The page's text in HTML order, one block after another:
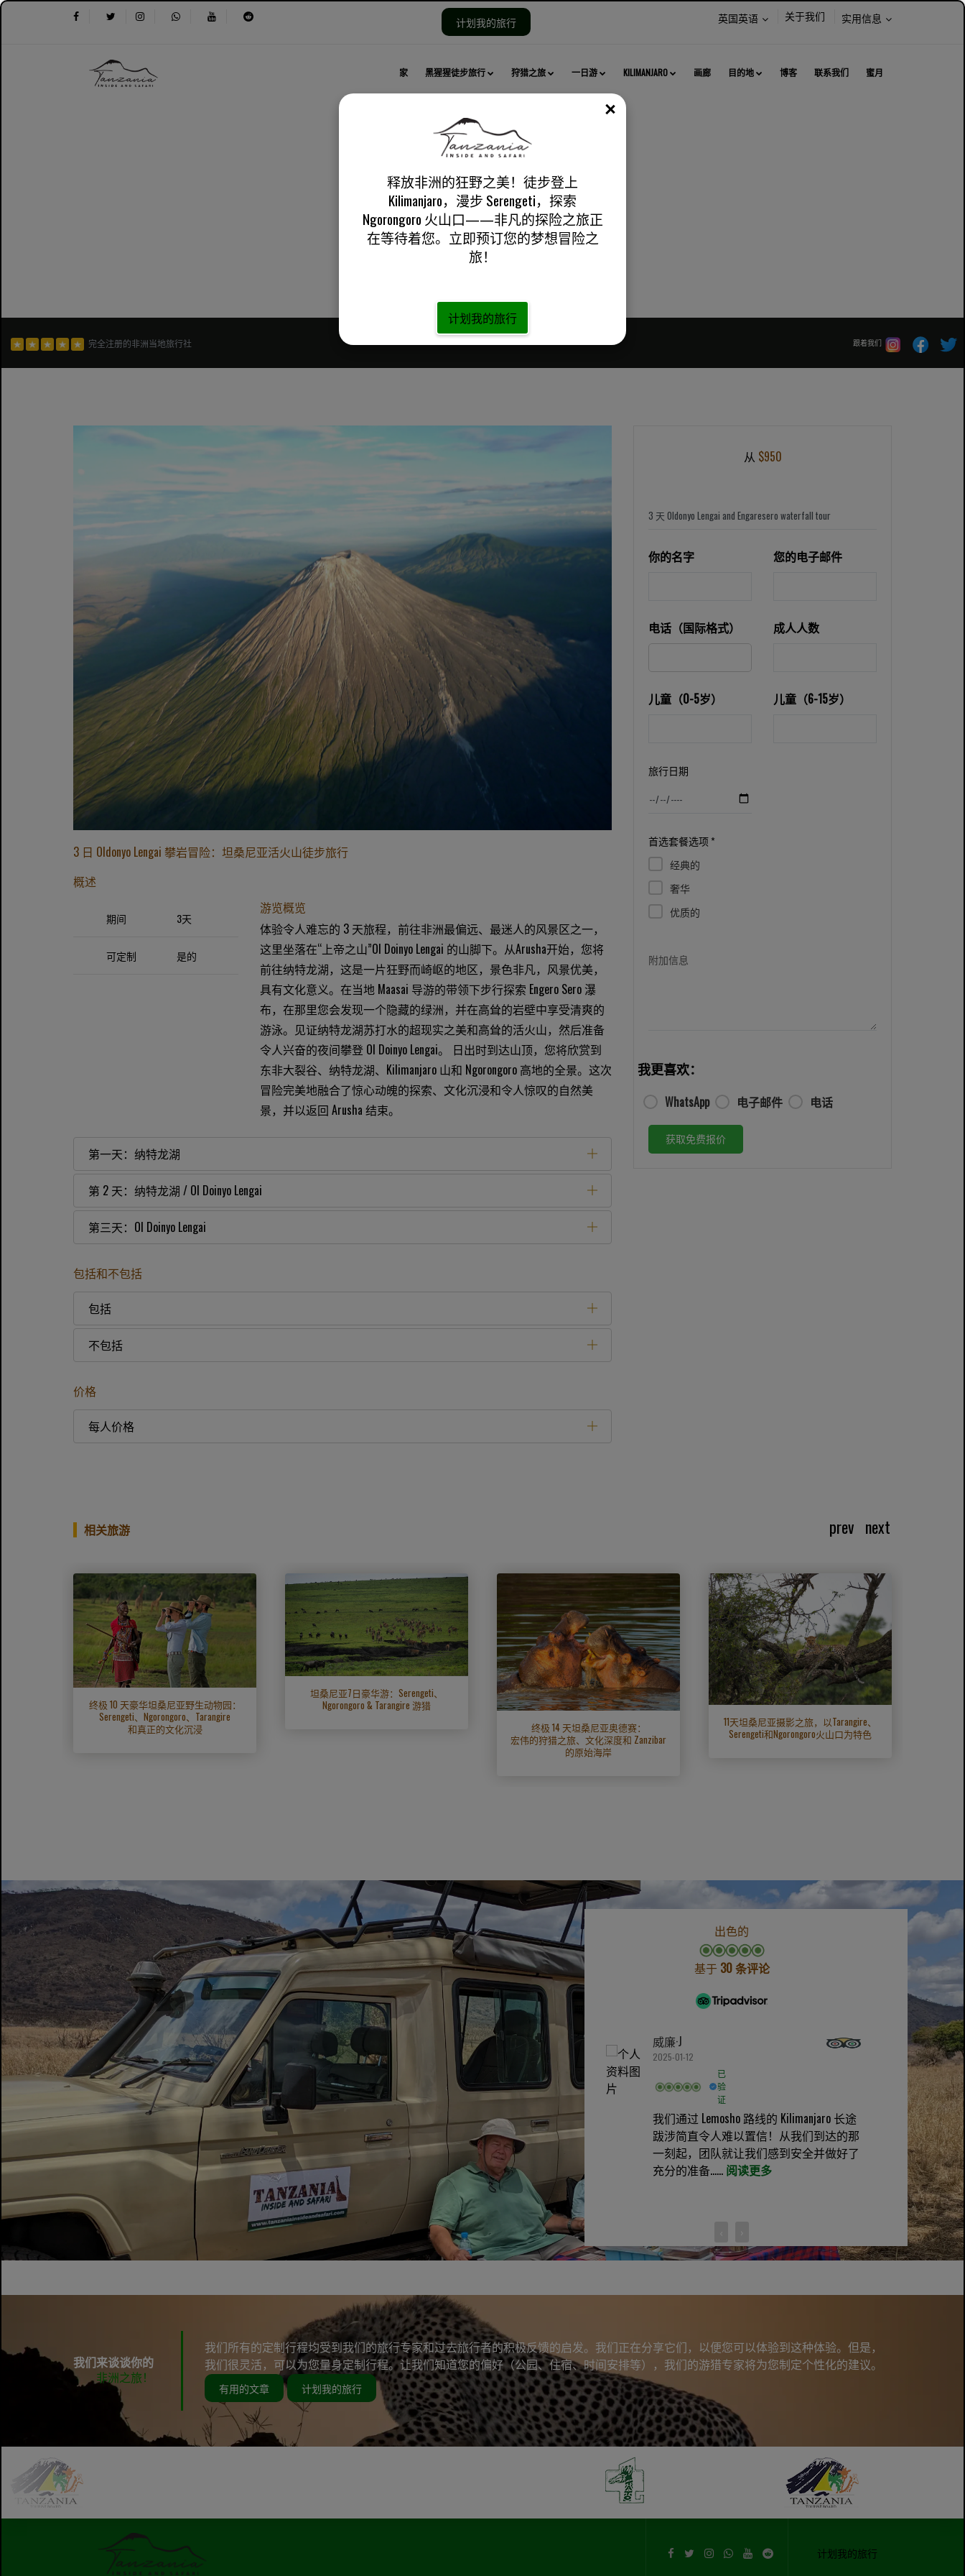
计划我的旅行 英国英语 关于我们
选
内
实用信息
家 黑猩猩徒步旅行 狩猎之旅 一日游 KILIMANJARO 画廊 目的地 博客 联系我们 蜜月
3 日 Oldonyo Lengai 攀岩冒险：坦桑尼亚活火山徒步旅行
完全注册的非洲当地旅行社 跟着我们
3 日 Oldonyo Lengai 攀岩冒险：坦桑尼亚活火山徒步旅行
概述
期间 3天
可定制 是的
游览概览
体验令人难忘的 3 天旅程，前往非洲最偏远、最迷人的风景区之一，
这里坐落在“上帝之山”Ol Doinyo Lengai 的山脚下。从Arusha开始，您将
前往纳特龙湖，这是一片狂野而崎岖的地区，景色非凡，风景优美，
具有文化意义。在当地 Maasai 导游的带领下步行探索 Engero Sero 瀑
布，在那里您会发现一个隐藏的绿洲，并在高耸的岩壁中享受清爽的
游泳。见证纳特龙湖苏打水的超现实之美和高耸的活火山，然后准备
令人兴奋的夜间攀登 Ol Doinyo Lengai。 日出时到达山顶，您将欣赏到
东非大裂谷、纳特龙湖、Kilimanjaro 山和 Ngorongoro 高地的全景。这次
冒险完美地融合了惊心动魄的探索、文化沉浸和令人惊叹的自然美
景，并以返回 Arusha 结束。
第一天：纳特龙湖
第 2 天：纳特龙湖 / Ol Doinyo Lengai
第三天：Ol Doinyo Lengai
包括和不包括
包括
不包括
价格
每人价格
从 $950
你的名字 您的电子邮件
电话（国际格式） 成人人数
儿童（0-5岁） 儿童（6-15岁）
旅行日期
首选套餐选项 *
经典的
奢华
优质的
附加信息
我更喜欢：
WhatsApp 电子邮件 电话
获取免费报价
相关旅游
终极 10 天豪华坦桑尼亚野生动物园：
Serengeti、Ngorongoro、Tarangire
和真正的文化沉浸
坦桑尼亚7日豪华游：Serengeti、
Ngorongoro & Tarangire 游猎
终极 14 天坦桑尼亚奥德赛：
宏伟的狩猎之旅、文化深度和 Zanzibar
的原始海岸
11天坦桑尼亚摄影之旅，以Tarangire、
Serengeti和Ngorongoro火山口为特色
prev next
出色的
基于 30 条评论
简R
2025-01-10
已
验
这次旅行绝对令人惊叹！每个细节都处理
得很完美，野生动物令人惊叹......阅读更
多
罗德里克·P
2025-01-21
证
我和我的家人在 Tanzania Inside 度过了一
次奇妙的旅行和 Kilimanjaro 徒步旅行。我
们的狩猎导游劳伦特非常棒......阅读更多
威廉·J
2025-01-12
已
验
证
我们通过 Lemosho 路线的 Kilimanjaro 长途
跋涉简直令人难以置信！从我们到达的那
一刻起，团队就让我们感到安全并做好了
充分的准备...... 阅读更多
我们来谈谈你的
非洲之旅！
我们所有的定制行程均受到我们的旅行专家和过去旅行者的积极反馈的启发。我们正在分享它们，以便您可以体验到这种体验。但是，
我们很灵活，可以为您量身定制行程。让我们知道您的偏好（公园、住宿、时间安排等），我们的游猎专家将为您制定个性化的建议。
有用的文章 计划我的旅行
计划我的旅行
释放非洲的狂野之美！徒步登上
Kilimanjaro，漫步 Serengeti，探索
Ngorongoro 火山口——非凡的探险之旅正
在等待着您。立即预订您的梦想冒险之
旅！
计划我的旅行
关闭